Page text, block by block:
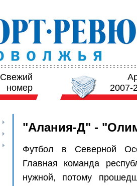
Свежий
номер
2007-
"Алания-Д" -
Футбол в Северной
Главная команда
нужной, потому